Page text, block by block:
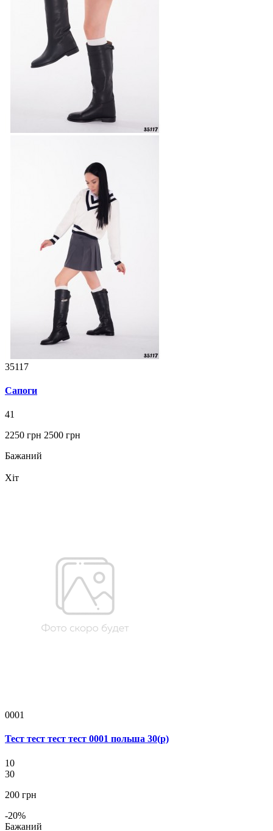
35117
Сапоги
41
2250 грн 2500 грн
Бажаний
Хіт
0001
Тест тест тест тест 0001 польша 30(р)
10
30
200 грн
-20%
Бажаний